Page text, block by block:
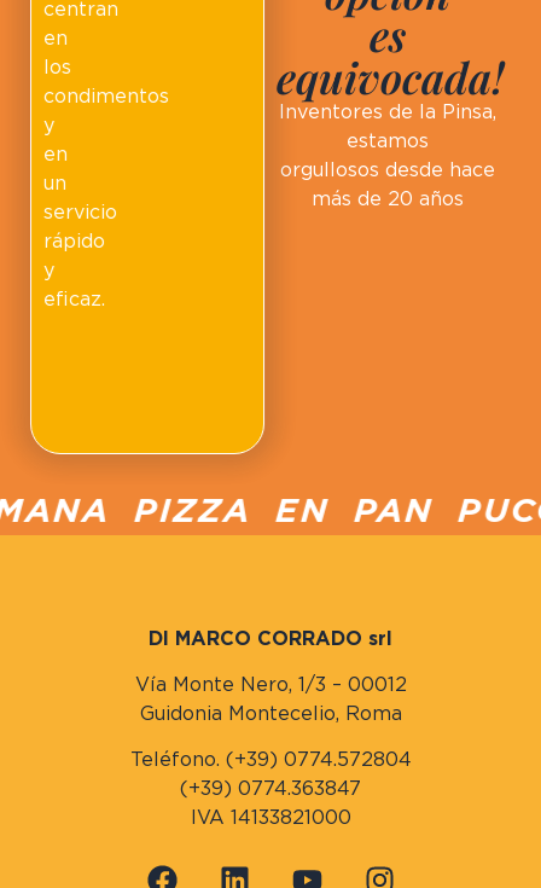
es
equivocada!
Inventores de la Pinsa,
estamos
orgullosos desde hace
más de 20 años
centran
en
los
condimentos
y
en
un
servicio
rápido
y
eficaz.
PIZZA EN PAN
DI MARCO CORRADO srl
Vía Monte Nero, 1/3 – 00012
Guidonia Montecelio, Roma
Teléfono. (+39) 0774.572804
(+39) 0774.363847
IVA 14133821000